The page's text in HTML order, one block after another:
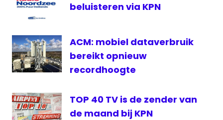
beluisteren via KPN
ACM: mobiel dataverbruik
bereikt opnieuw
recordhoogte
TOP 40 TV is de zender van
de maand bij KPN